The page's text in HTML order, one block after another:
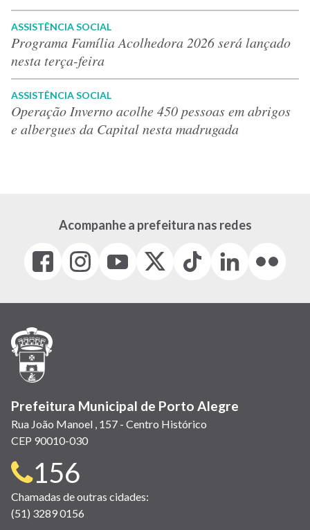
ASSISTÊNCIA SOCIAL
Programa Família Acolhedora 2026 será lançado
nesta terça-feira
ASSISTÊNCIA SOCIAL
Operação Inverno acolhe 450 pessoas em abrigos
e albergues da Capital nesta madrugada
Acompanhe a prefeitura nas redes
Facebook
(link
em
janela)
Instagram
(link
em
(link
em
(Antigo
(link
Tiktok
(link
em
LinkedIn
(link
em
(link
em
Prefeitura Municipal de Porto Alegre
Rua João Manoel , 157 - Centro Histórico
CEP 90010-030
Telefone
para
156
Chamadas de outras cidades:
(51) 3289 0156